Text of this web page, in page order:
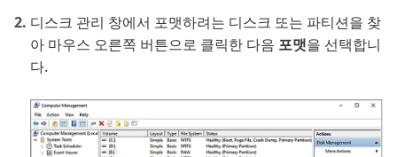
디스크 관리 창에서 포맷하려는 디스크 또는 파티션을 찾
아 마우스 오른쪽 버튼으로 클릭한 다음 포맷을 선택합니
다.